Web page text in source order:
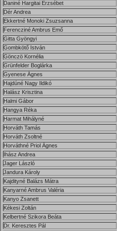
Daniné Hargitai Erzsébet
Dér Andrea
Ekkertné Monoki Zsuzsanna
Ferencziné Ambrus Emő
Gitta Gyöngyi
Gombkötő István
Gönczö Kornélia
Grünfelder Boglárka
Gyenese Ágnes
Hajdúné Nagy Ildikó
Halász Krisztina
Halmi Gábor
Hangya Réka
Harmat Mihályné
Horváth Tamás
Horváth Zsoltné
Horváthné Priol Ágnes
Ihász Andrea
Jager László
Jandura Károly
Kajdityné Balázs Mátra
Kanyarné Ambrus Valéria
Kanyo Zsanett
Kékesi Zoltán
Kelbertné Szikora Beáta
Dr. Keresztes Pál